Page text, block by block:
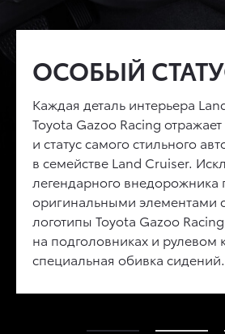
ОСОБЫЙ
Каждая деталь интерьера
Toyota Gazoo Racing
и статус самого стильного
в семействе Land Cruiser.
легендарного внедорожника
оригинальными элементами
логотипы Toyota Gazoo Racing
на подголовниках и рулевом
специальная обивка сидений.
ИНТЕРЬЕР
Безупречный комфорт
Land Cruiser 300достигается
четырехзонному климат-
позволяет создать
для каждого пассажира,
nanoe, который очищает и
воздух в салоне,
качества и кожаной обивке
ПРОДВИНУТЫЕ
ТЕХНОЛОГИИ
Дисплей 7'' на панели
проекционный дисплей на
поколения с экраном 12,3'' и
Apple Carplay© и Android
использовать все функции
с комфортом и не